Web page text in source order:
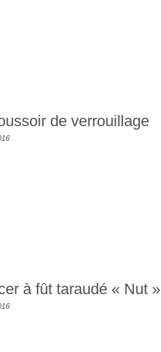
de verrouillage
à fût taraudé « Nut »